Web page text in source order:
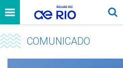
COMUNICADO